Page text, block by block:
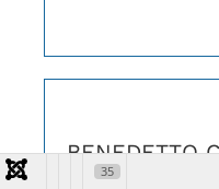
BENEDETTO
E LA SCUOLA
35